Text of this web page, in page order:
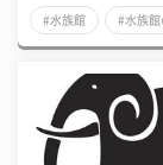
#水族館 #水族館